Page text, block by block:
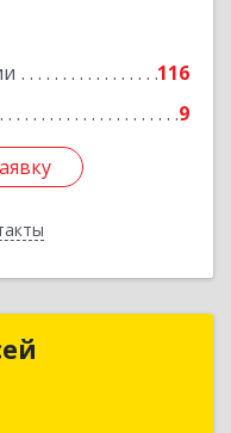
116
9
Алексей